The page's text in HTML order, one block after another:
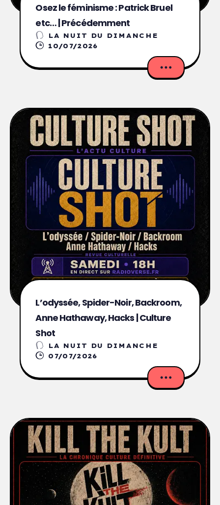
Osez le féminisme : Patrick Bruel
etc… | Précédemment
LA NUIT DU DIMANCHE
10/07/2026
L’odyssée, Spider-Noir, Backroom,
Anne Hathaway, Hacks | Culture
Shot
LA NUIT DU DIMANCHE
07/07/2026